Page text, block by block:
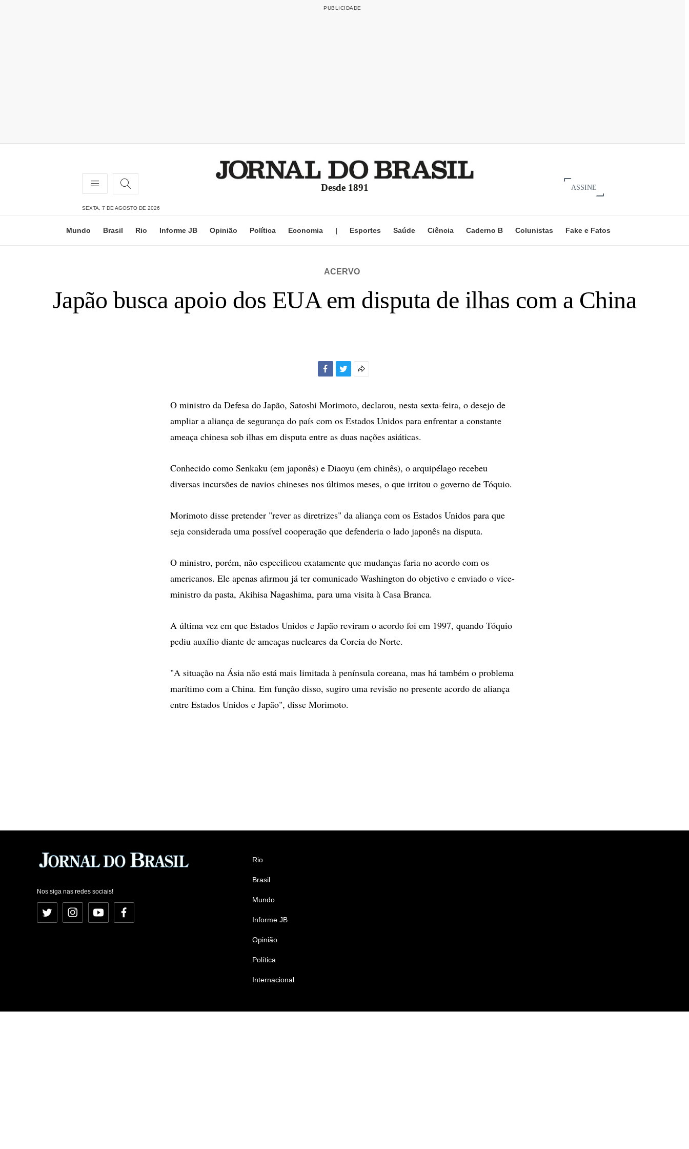
Desde 1891 ASSINE
SEXTA, 7 DE AGOSTO DE 2026
Mundo Brasil Rio Informe JB Opinião Política Economia | Esportes Saúde Ciência Caderno B Colunistas Fake e Fatos
ACERVO
Japão busca apoio dos EUA em disputa de ilhas com a China
compartilhamento
O ministro da Defesa do Japão, Satoshi Morimoto, declarou, nesta sexta-feira, o desejo de
ampliar a aliança de segurança do país com os Estados Unidos para enfrentar a constante
ameaça chinesa sob ilhas em disputa entre as duas nações asiáticas.
Conhecido como Senkaku (em japonês) e Diaoyu (em chinês), o arquipélago recebeu
diversas incursões de navios chineses nos últimos meses, o que irritou o governo de Tóquio.
Morimoto disse pretender "rever as diretrizes" da aliança com os Estados Unidos para que
seja considerada uma possível cooperação que defenderia o lado japonês na disputa.
O ministro, porém, não especificou exatamente que mudanças faria no acordo com os
americanos. Ele apenas afirmou já ter comunicado Washington do objetivo e enviado o vice-
ministro da pasta, Akihisa Nagashima, para uma visita à Casa Branca.
A última vez em que Estados Unidos e Japão reviram o acordo foi em 1997, quando Tóquio
pediu auxílio diante de ameaças nucleares da Coreia do Norte.
"A situação na Ásia não está mais limitada à península coreana, mas há também o problema
marítimo com a China. Em função disso, sugiro uma revisão no presente acordo de aliança
entre Estados Unidos e Japão", disse Morimoto.
Nos siga nas redes sociais!
Twitter InstagramYouTubeFacebook
Rio
Brasil
Mundo
Informe JB
Opinião
Política
Internacional